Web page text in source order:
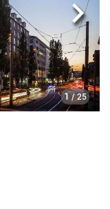
1 / 25